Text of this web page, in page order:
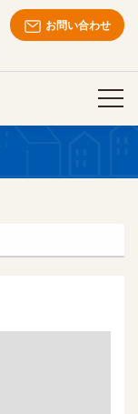
お問い合わせ